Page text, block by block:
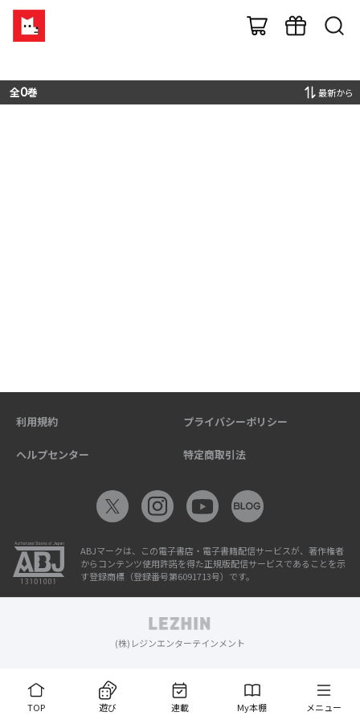
全0巻 最新から
TOP 遊び 連載 My本棚 メニュー
利用規約 プライバシーポリシー
ヘルプセンター 特定商取引法
ABJマークは、この電子書店・電子書籍配信サービスが、著作権者
からコンテンツ使用許諾を得た正規版配信サービスであることを示
す登録商標（登録番号第6091713号）です。
(株)レジンエンターテインメント